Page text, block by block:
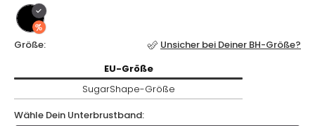
Größe: Unsicher bei Deiner BH-Größe?
Größe / SugarShape-Größe
EU-Größe
SugarShape-Größe
Wähle Dein Unterbrustband: